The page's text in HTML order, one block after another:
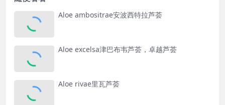
Aloe ambositrae安波西特拉芦荟
Aloe excelsa津巴布韦芦荟，卓越芦荟
Aloe rivae里瓦芦荟